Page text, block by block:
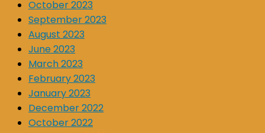
October 2023
September 2023
August 2023
June 2023
March 2023
February 2023
January 2023
December 2022
October 2022